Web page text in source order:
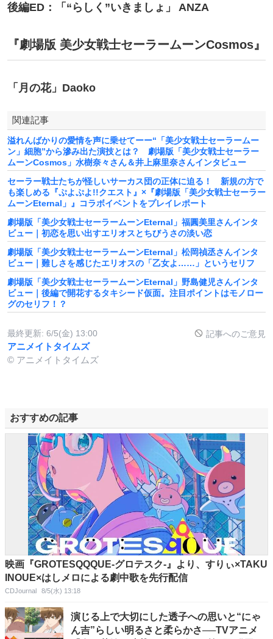
後編ED：「“らしく”いきましょ」 ANZA
『劇場版 美少女戦士セーラームーンCosmos』
「月の花」Daoko
関連記事
溢れんばかりの愛情を声に乗せてーー“「美少女戦士セーラームー
ン」細胞”から滲み出た演技とは？ 劇場版「美少女戦士セーラー
ムーンCosmos」水樹奈々さん＆井上麻里奈さんインタビュー
セーラー戦士たちが怪しいサーカス団の正体に迫る！ 新規の方で
も楽しめる『ぷよぷよ!!クエスト』×『劇場版「美少女戦士セーラー
ムーンEternal」』コラボイベントをプレイレポート
劇場版「美少女戦士セーラームーンEternal」福圓美里さんインタ
ビュー｜初恋を思い出すエリオスとちびうさの淡い恋
劇場版「美少女戦士セーラームーンEternal」松岡禎丞さんインタ
ビュー｜難しさを感じたエリオスの「乙女よ……」というセリフ
劇場版「美少女戦士セーラームーンEternal」野島健児さんインタ
ビュー｜後編で開花するタキシード仮面。注目ポイントはモノロー
グのセリフ！？
最終更新: 6/5(金) 13:00 記事へのご意見
アニメイトタイムズ
© アニメイトタイムズ
おすすめの記事
映画『GROTESQQQUE-グロテスク-』より、すりぃ×TAKU
INOUE×はしメロによる劇中歌を先行配信
CDJournal 8/5(水) 13:18
演じる上で大切にした透子への思いと“にゃ
ん吉”らしい明るさと柔らかさ──TVアニメ